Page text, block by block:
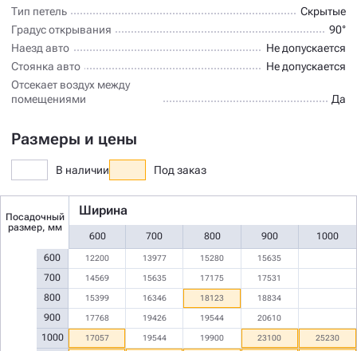
Тип петель
Скрытые
Градус открывания
90°
Наезд авто
Не допускается
Стоянка авто
Не допускается
Отсекает воздух между
помещениями
Да
Размеры и цены
В наличии Под заказ
Посадочный
размер, мм
Ширина
600 700 800 900 1000
600
700
800
900
1000
12200 13977 15280 15635
14569 15635 17175 17531
15399 16346 18123 18834
17768 19426 19544 20610
17057 19544 19900 23100 25230